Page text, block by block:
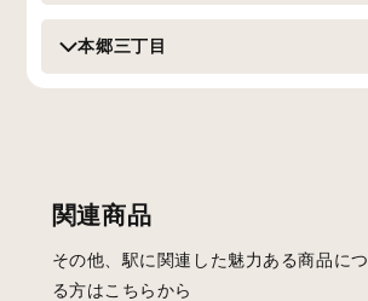
本郷三丁目
関連商品
その他、駅に関連した魅力ある商品に
る方はこちらから